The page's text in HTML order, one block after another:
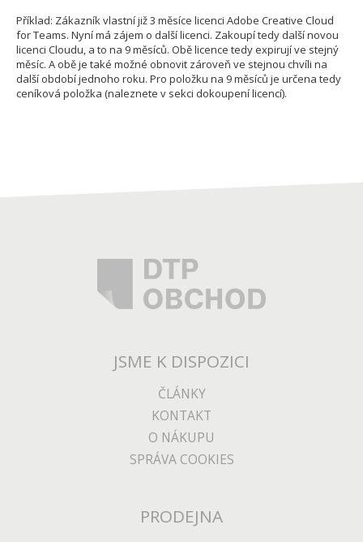
Příklad: Zákazník vlastní již 3 měsíce licenci Adobe Creative Cloud
for Teams. Nyní má zájem o další licenci. Zakoupí tedy další novou
licenci Cloudu, a to na 9 měsíců. Obě licence tedy expirují ve stejný
měsíc. A obě je také možné obnovit zároveň ve stejnou chvíli na
další období jednoho roku. Pro položku na 9 měsíců je určena tedy
ceníková položka (naleznete v sekci dokoupení licencí).
JSME K DISPOZICI
ČLÁNKY
KONTAKT
O NÁKUPU
SPRÁVA COOKIES
PRODEJNA